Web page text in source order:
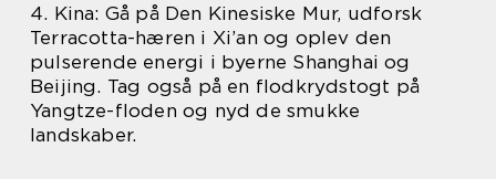
4. Kina: Gå på Den Kinesiske Mur, udforsk
Terracotta-hæren i Xi’an og oplev den
pulserende energi i byerne Shanghai og
Beijing. Tag også på en flodkrydstogt på
Yangtze-floden og nyd de smukke
landskaber.